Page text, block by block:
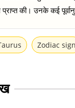
प्राप्त की। उनके कई
Zodiac sign